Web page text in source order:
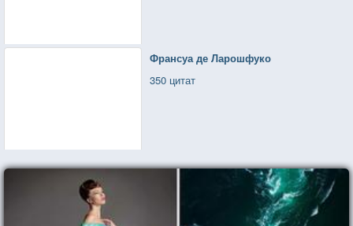
Франсуа де Ларошфуко
350 цитат